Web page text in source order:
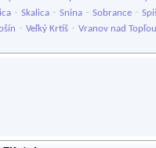
- Skalica - Snina - Sobrance -
- Veľký Krtíš - Vranov nad Topľou